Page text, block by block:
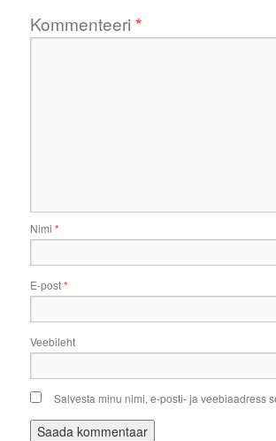
Kommenteeri *
Nimi *
E-post*
Veebileht
Salvesta minu nimi, e-posti- ja veebiaadress